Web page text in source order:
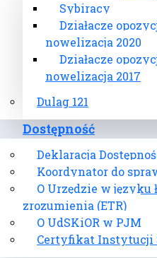
Sybiracy
Działacze
nowelizacja 2020
Działacze
nowelizacja 2017
Dulag 121
Dostępność
Deklaracja
Koordynator do
O Urzędzie w
zrozumienia (ETR)
O UdSKiOR w PJM
Certyfikat Instytucji